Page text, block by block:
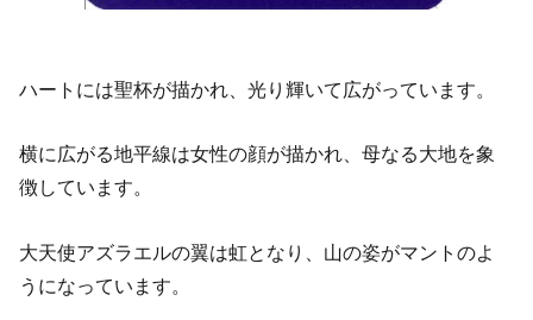
ハートには聖杯が描かれ、光り輝いて広がっています。
横に広がる地平線は女性の顔が描かれ、母なる大地を象
徴しています。
大天使アズラエルの翼は虹となり、山の姿がマントのよ
うになっています。